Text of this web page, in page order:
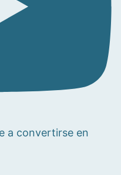
a convertirse en